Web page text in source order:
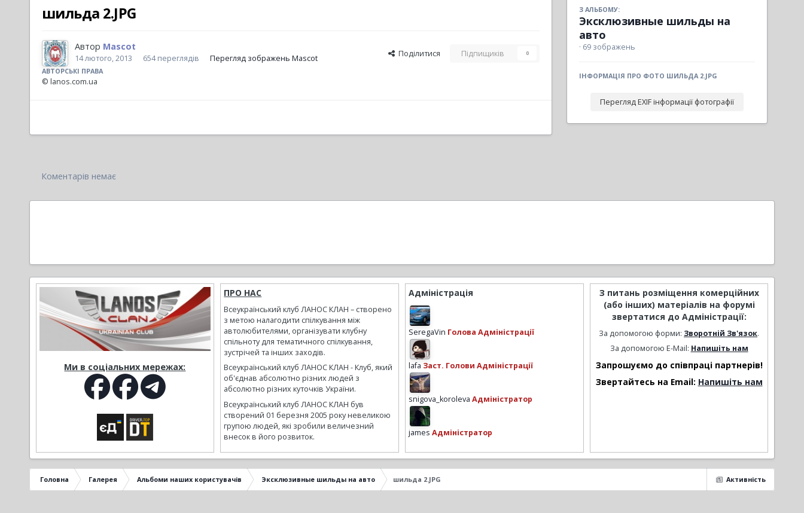
шильда 2.JPG
Автор Mascot
14 лютого, 2013 654 переглядів Перегляд зображень Mascot Поділитися Підпищиків 0
АВТОРСЬКІ ПРАВА
© lanos.com.ua
З АЛЬБОМУ:
Эксклюзивные шильды на
авто
· 69 зображень
ІНФОРМАЦІЯ ПРО ФОТО ШИЛЬДА 2.JPG
Перегляд EXIF інформації фотографії
Коментарів немає
Ми в соціальних мережах:
ПРО НАС
Всеукраїнський клуб ЛАНОС КЛАН – створено
з метою налагодити спілкування між
автолюбителями, організувати клубну
спільноту для тематичного спілкування,
зустрічей та інших заходів.
Всеукраїнський клуб ЛАНОС КЛАН - Клуб, який
об'єднав абсолютно різних людей з
абсолютно різних куточків України.
Всеукраїнський клуб ЛАНОС КЛАН був
створений 01 березня 2005 року невеликою
групою людей, які зробили величезний
внесок в його розвиток.
Адміністрація
SeregaVin Голова Адміністрації
lafa Заст. Голови Адміністрації
snigova_koroleva Адміністратор
james Адміністратор
З питань розміщення комерційних
(або інших) матеріалів на форумі
звертатися до Адміністрації:
За допомогою форми: Зворотній Зв'язок.
За допомогою E-Mail: Напишіть нам
Запрошуємо до співпраці партнерів!
Звертайтесь на Email: Напишіть нам
Активність
Головна Галерея Альбоми наших користувачів Эксклюзивные шильды на авто шильда 2.JPG